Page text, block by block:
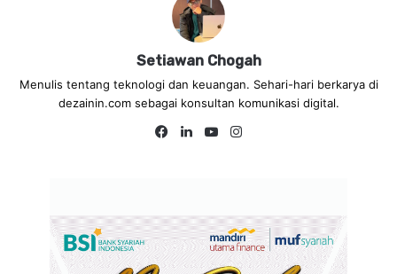
Setiawan Chogah
Menulis tentang teknologi dan keuangan. Sehari-hari berkarya di
dezainin.com sebagai konsultan komunikasi digital.
Fa
Lin
Yo